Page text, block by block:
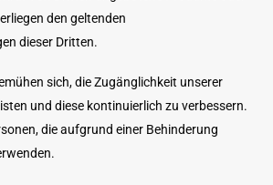
den geltenden
dieser Dritten.
sich, die Zugänglichkeit unserer
und diese kontinuierlich zu verbessern.
die aufgrund einer Behinderung